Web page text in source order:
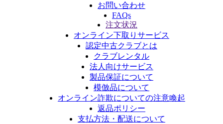
お問い合わせ
FAQs
注文状況
オンライン下取りサービス
認定中古クラブとは
クラブレンタル
法人向けサービス
製品保証について
模倣品について
オンライン詐欺についての注意喚起
返品ポリシー
支払方法・配送について